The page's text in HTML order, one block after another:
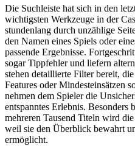
Die Suchleiste hat sich in den
wichtigsten Werkzeuge in der
stundenlang durch unzählige
den Namen eines Spiels oder
passende Ergebnisse.
sogar Tippfehler und liefern
stehen detaillierte Filter bereit,
Features oder Mindesteinsätzen
nehmen dem Spieler die
entspanntes Erlebnis. Besonders
mehreren Tausend Titeln wird
weil sie den Überblick bewahrt
ermöglicht.